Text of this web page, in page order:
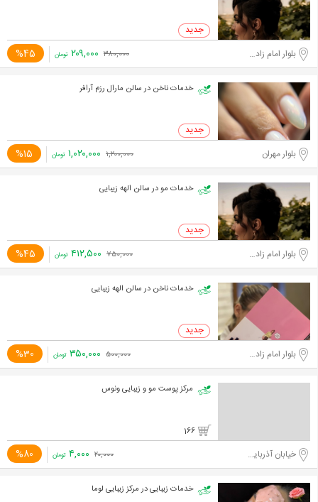
بلوار امام زاده حسن %45 ۳۸۰,۰۰۰ ۲۰۹,۰۰۰ تومان
خدمات ناخن در سالن مارال رزم آرافر
بلوار مهران %15 ۱,۲۰۰,۰۰۰ ۱,۰۲۰,۰۰۰ تومان
خدمات مو در سالن الهه زیبایی
بلوار امام زاده حسن %45 ۷۵۰,۰۰۰ ۴۱۲,۵۰۰ تومان
خدمات ناخن در سالن الهه زیبایی
بلوار امام زاده حسن %30 ۵۰۰,۰۰۰ ۳۵۰,۰۰۰ تومان
مرکز پوست مو و زیبایی ونوس
166
خیابان آذربایجان %80 ۲۰,۰۰۰ ۴,۰۰۰ تومان
خدمات زیبایی در مرکز زیبایی لوما